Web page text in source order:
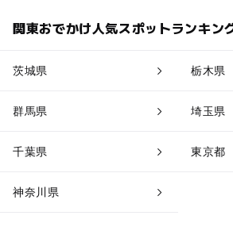
関東おでかけ人気スポットランキン
茨城県 栃木県
群馬県 埼玉県
千葉県 東京都
神奈川県